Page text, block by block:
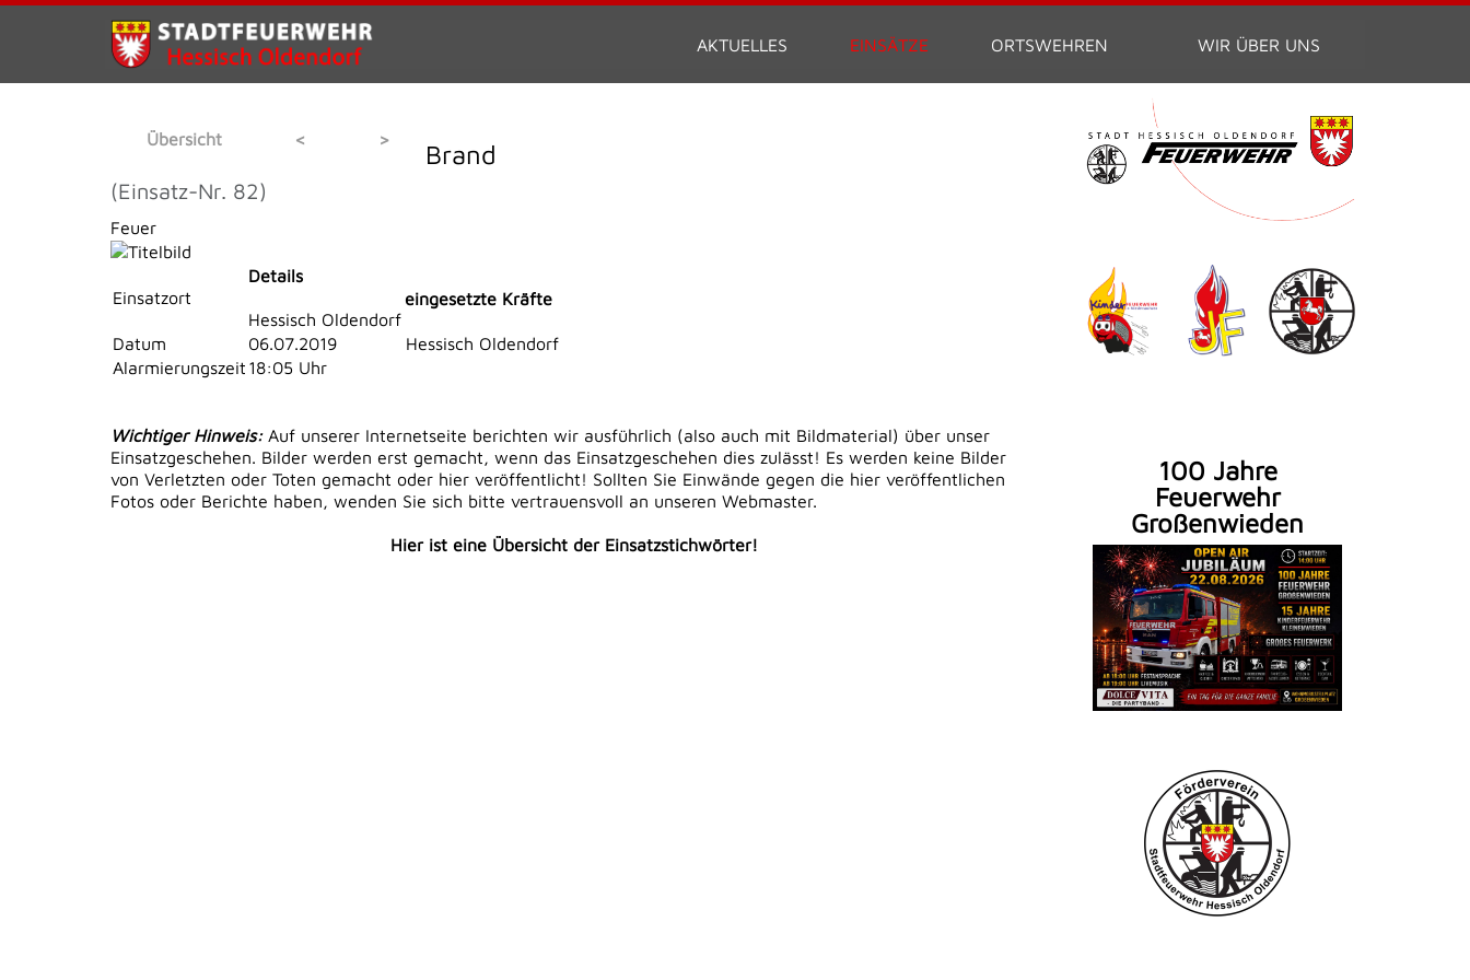
AKTUELLES EINSÄTZE ORTSWEHREN WIR ÜBER UNS
Übersicht < > Brand
(Einsatz-Nr. 82)
Feuer
Einsatzort
Details
Hessisch Oldendorf
Datum
06.07.2019
Alarmierungszeit 18:05 Uhr
eingesetzte Kräfte
Hessisch Oldendorf
Wichtiger Hinweis: Auf unserer Internetseite berichten wir ausführlich (also auch mit Bildmaterial) über unser
Einsatzgeschehen. Bilder werden erst gemacht, wenn das Einsatzgeschehen dies zulässt! Es werden keine Bilder
von Verletzten oder Toten gemacht oder hier veröffentlicht! Sollten Sie Einwände gegen die hier veröffentlichen
Fotos oder Berichte haben, wenden Sie sich bitte vertrauensvoll an unseren Webmaster.
Hier ist eine Übersicht der Einsatzstichwörter!
100 Jahre
Feuerwehr
Großenwieden